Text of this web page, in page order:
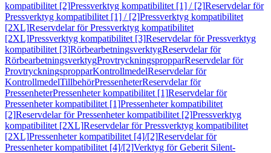
kompatibilitet [2]Pressverktyg kompatibilitet [1] / [2]Reservdelar för
Pressverktyg kompatibilitet [1] / [2]Pressverktyg kompatibilitet
[2XL]Reservdelar för Pressverktyg kompatibilitet
[2XL]Pressverktyg kompatibilitet [3]Reservdelar för Pressverktyg
kompatibilitet [3]RörbearbetningsverktygReservdelar för
RörbearbetningsverktygProvtryckningspropparReservdelar för
ProvtryckningspropparKontrollmedelReservdelar för
KontrollmedelTillbehörPressenheterReservdelar för
PressenheterPressenheter kompatibilitet [1]Reservdelar för
Pressenheter kompatibilitet [1]Pressenheter kompatibilitet
[2]Reservdelar för Pressenheter kompatibilitet [2]Pressverktyg
kompatibilitet [2XL]Reservdelar för Pressverktyg kompatibilitet
[2XL]Pressenheter kompatibilitet [4]/[2]Reservdelar för
Pressenheter kompatibilitet [4]/[2]Verktyg för Geberit Silent-